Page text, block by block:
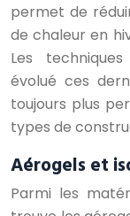
permet de
de chaleur en
Les
évolué ces
toujours plus
types de
Aérogels et
Parmi les